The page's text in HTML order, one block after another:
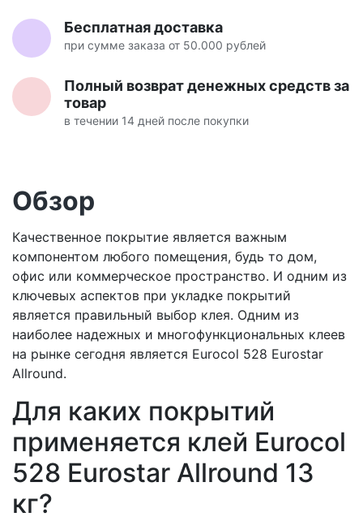
Бесплатная доставка
при сумме заказа от 50.000 рублей
Полный возврат денежных средств за
товар
в течении 14 дней после покупки
Обзор
Качественное покрытие является важным
компонентом любого помещения, будь то дом,
офис или коммерческое пространство. И одним из
ключевых аспектов при укладке покрытий
является правильный выбор клея. Одним из
наиболее надежных и многофункциональных клеев
на рынке сегодня является Eurocol 528 Eurostar
Allround.
Для каких покрытий
применяется клей Eurocol
528 Eurostar Allround 13
кг?